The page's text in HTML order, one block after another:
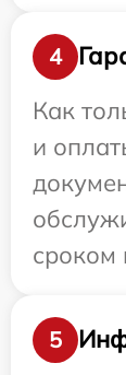
4
Как
и
сроком
5